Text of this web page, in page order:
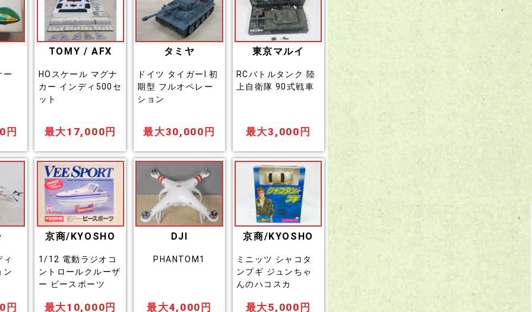
ー
円
TOMY / AFX
HOスケール マグナ
カー インディ500セ
ット
最大17,000円
タミヤ
ドイツ タイガーI 初
期型 フルオペレー
ション
最大30,000円
東京マルイ
RCバトルタンク 陸
上自衛隊 90式戦車
最大3,000円
ン
円
京商/KYOSHO
1/12 電動ラジオコ
ントロールクルーザ
ー ビースポーツ
最大10,000円
DJI
PHANTOM1
最大4,000円
京商/KYOSHO
ミニッツ シャコタ
ンブギ ジュンちゃ
んのハコスカ
最大5,000円